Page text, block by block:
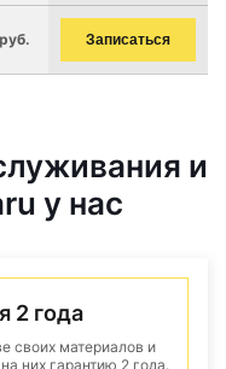
Записаться
и
у нас
2 года
своих материалов и
них гарантию 2 года.